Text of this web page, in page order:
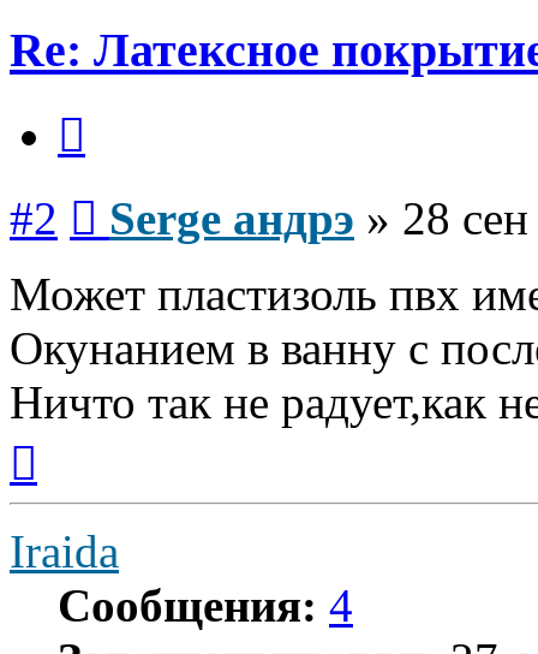
Re: Латексное
#2 Serge андрэ » 28
Может пластизоль пвх
Окунанием в ванну с
Ничто так не радует,как
началу
Iraida
Сообщения: 4